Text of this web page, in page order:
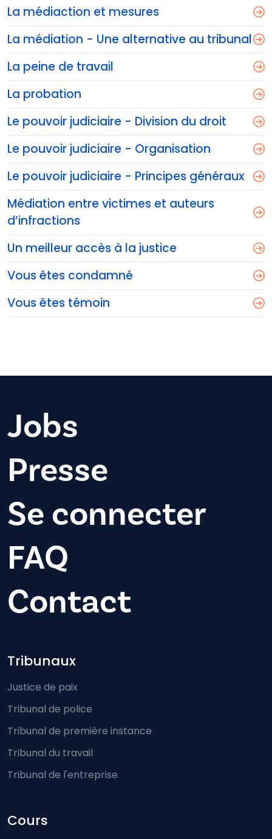
La médiaction et mesures
La médiation - Une alternative au tribunal
La peine de travail
La probation
Le pouvoir judiciaire - Division du droit
Le pouvoir judiciaire - Organisation
Le pouvoir judiciaire - Principes généraux
Médiation entre victimes et auteurs
d’infractions
Un meilleur accès à la justice
Vous êtes condamné
Vous êtes témoin
Jobs
Presse
Se connecter
FAQ
Contact
Footer-menu
Tribunaux
Justice de paix
Tribunal de police
Tribunal de première instance
Tribunal du travail
Tribunal de l'entreprise
Cours